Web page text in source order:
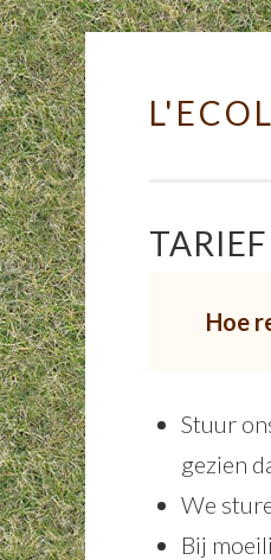
Skip to content
Hoe
Stuur
gezien
We
Bij